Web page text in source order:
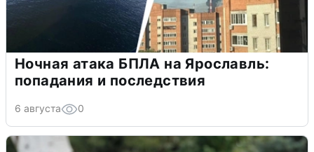
Ночная атака БПЛА на Ярославль:
попадания и последствия
6 августа 0